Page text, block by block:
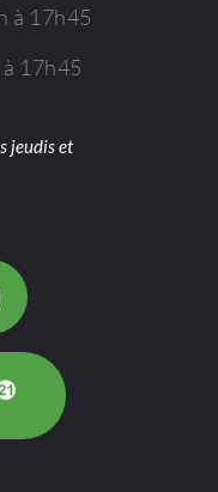
à 17h45
17h45
jeudis et